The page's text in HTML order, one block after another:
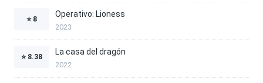
⭐ 8
Operativo: Lioness
2023
⭐ 8.38
La casa del dragón
2022